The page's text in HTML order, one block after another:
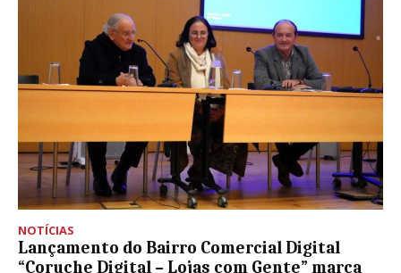
NOTÍCIAS
Lançamento do Bairro Comercial Digital
“Coruche Digital – Lojas com Gente” marca